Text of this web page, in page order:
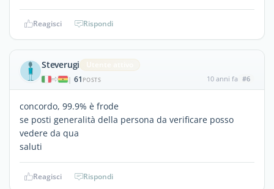
Reagisci Rispondi
Steverugi Utente attivo
| 61 POSTS 10 anni fa #6
concordo, 99.9% è frode
se posti generalità della persona da verificare posso
vedere da qua
saluti
Reagisci Rispondi